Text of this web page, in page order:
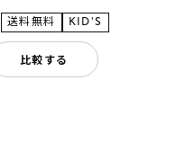
比較する